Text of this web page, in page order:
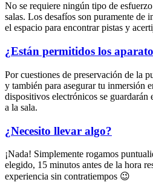
No se requiere ningún tipo de
salas. Los desafíos son puramente de
el espacio para encontrar pistas y
¿Están permitidos los
Por cuestiones de preservación de la
y también para asegurar tu inmersión
dispositivos electrónicos se guardarán
a la sala.
¿Necesito llevar algo?
¡Nada! Simplemente rogamos
elegido, 15 minutos antes de la hora
experiencia sin contratiempos 😉